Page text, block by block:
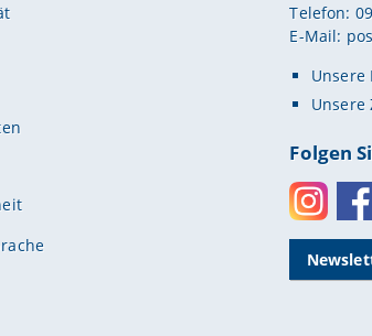
Telefon:
E-Mail:
Unsere
Unsere
Folgen
Instagram